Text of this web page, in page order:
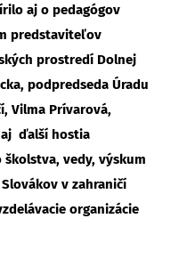
aj o pedagógov
predstaviteľov
prostredí Dolnej
podpredseda Úradu
Vilma Prívarová,
aj ďalší hostia
vedy, výskum
v zahraničí
organizácie